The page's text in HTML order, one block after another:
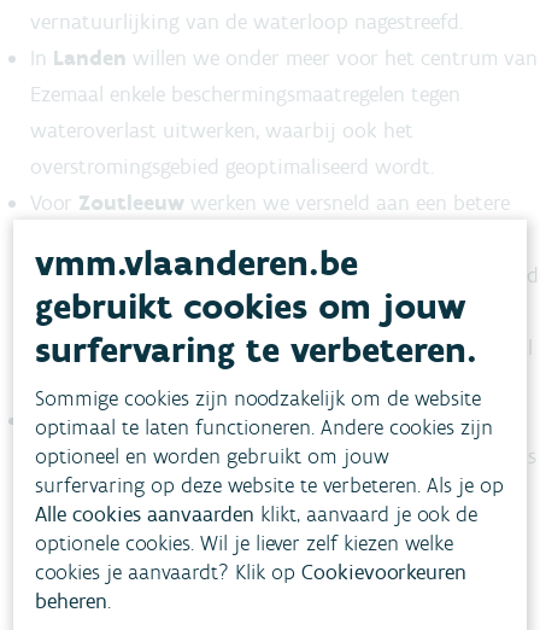
vernatuurlijking van de waterloop nagestreefd.
In Landen willen we onder meer voor het centrum van
Ezemaal enkele beschermingsmaatregelen tegen
wateroverlast uitwerken, waarbij ook het
overstromingsgebied geoptimaliseerd wordt.
Voor Zoutleeuw werken we versneld aan een betere
gecombineerd met de aanleg van een bescherming rond
de bedreigde woningen. Voor het project in Zoutleeuw
hebben de gemeente en de VMM de grondverwerving al
Lokaal zal het ook noodzakelijk zijn om voor
individuele bescherming van woningen te zorgen. Dit is
onder meer het geval inGeetbets.
vmm.vlaanderen.be
gebruikt cookies om jouw
surfervaring te verbeteren.
Sommige cookies zijn noodzakelijk om de website
optimaal te laten functioneren. Andere cookies zijn
optioneel en worden gebruikt om jouw
surfervaring op deze website te verbeteren. Als je op
Alle cookies aanvaarden klikt, aanvaard je ook de
optionele cookies. Wil je liever zelf kiezen welke
cookies je aanvaardt? Klik opCookievoorkeuren
beheren.